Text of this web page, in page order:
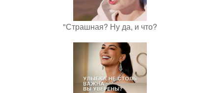
"Страшная? Ну да, и что?